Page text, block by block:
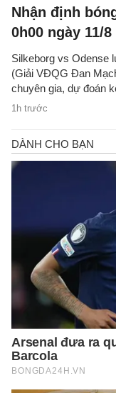
Nhận định
0h00 ngày 11/
1h trước
Silkeborg vs Odense
(Giải VĐQG Đan
chuyên gia, dự đoán
- phân tích trận đấu,